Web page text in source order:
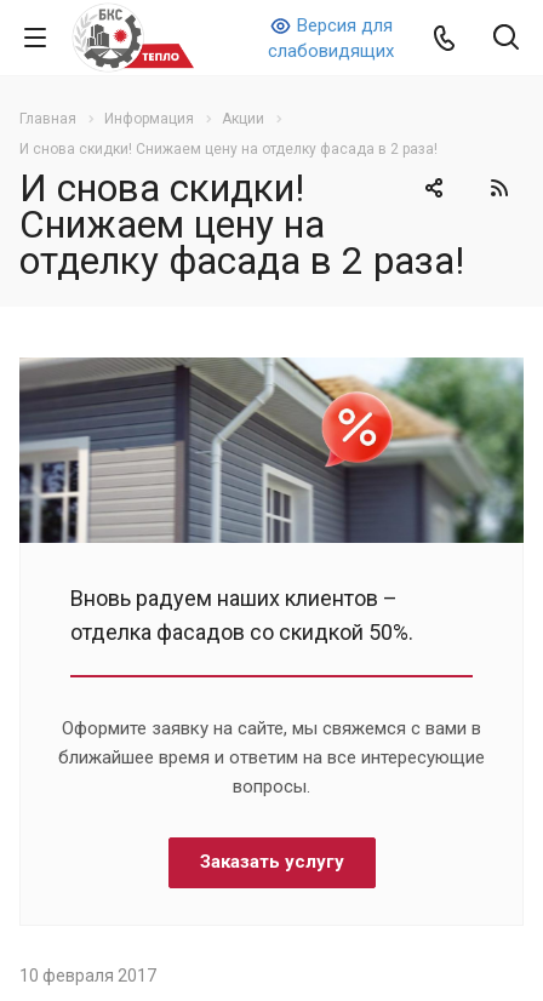
Версия для
слабовидящих
Главная Информация
Акции
И снова скидки! Снижаем цену на отделку фасада в 2 раза!
И снова скидки!
Снижаем цену на
отделку фасада в 2 раза!
Вновь радуем наших клиентов –
отделка фасадов со скидкой 50%.
Оформите заявку на сайте, мы свяжемся с вами в
ближайшее время и ответим на все интересующие
вопросы.
Заказать услугу
10 февраля 2017